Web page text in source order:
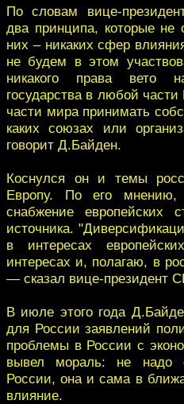
По словам вице-
два принципа, которые
них – никаких сфер
не будем в этом
никакого права вето
государства в любой
части мира принимать
каких союзах или
говорит Д.Байден.
Коснулся он и темы
Европу. По его мнению,
снабжение европейских
источника.
в интересах
интересах и, полагаю, в
— сказал вице-президент
В июле этого года
для России заявлений
проблемы в России с
вывел мораль: не надо
России, она и сама в
влияние.